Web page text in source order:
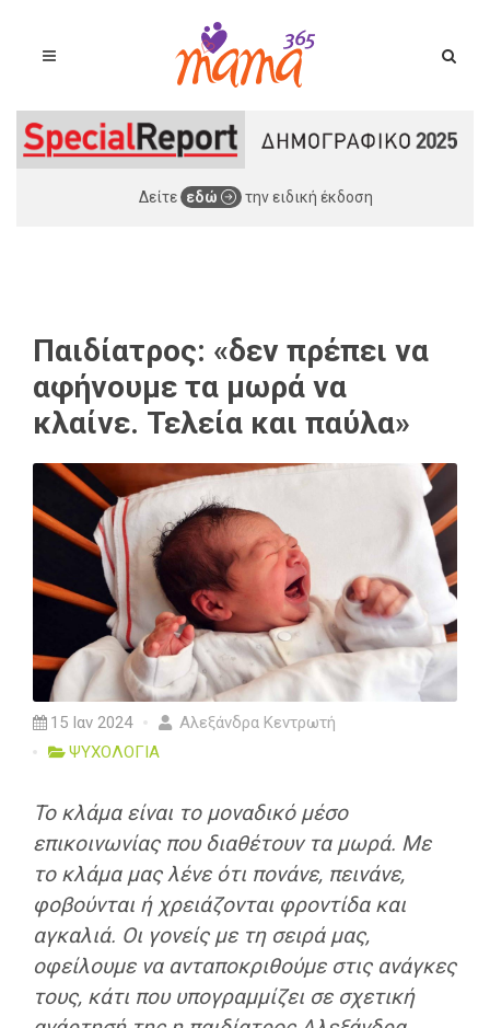
Δείτε εδώ την ειδική έκδοση
Παιδίατρος: «δεν πρέπει να
αφήνουμε τα μωρά να
κλαίνε. Τελεία και παύλα»
15 Ιαν 2024
Αλεξάνδρα Κεντρωτή
ΨΥΧΟΛΟΓΙΑ
Το κλάμα είναι το μοναδικό μέσο
επικοινωνίας που διαθέτουν τα μωρά. Με
το κλάμα μας λένε ότι πονάνε, πεινάνε,
φοβούνται ή χρειάζονται φροντίδα και
αγκαλιά. Οι γονείς με τη σειρά μας,
οφείλουμε να ανταποκριθούμε στις ανάγκες
τους, κάτι που υπογραμμίζει σε σχετική